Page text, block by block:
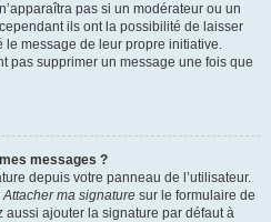
pas si un modérateur ou un
ils ont la possibilité de laisser
le message de leur propre initiative.
pas supprimer un message une fois que
messages ?
depuis votre panneau de l’utilisateur.
Attacher ma signature sur le formulaire de
ajouter la signature par défaut à